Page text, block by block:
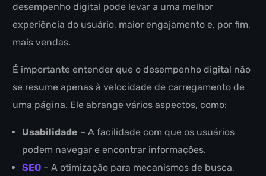
desempenho digital pode levar a uma melhor
experiência do usuário, maior engajamento e, por fim,
mais vendas.
É importante entender que o desempenho digital não
se resume apenas à velocidade de carregamento de
uma página. Ele abrange vários aspectos, como:
Usabilidade – A facilidade com que os usuários
podem navegar e encontrar informações.
SEO – A otimização para mecanismos de busca,